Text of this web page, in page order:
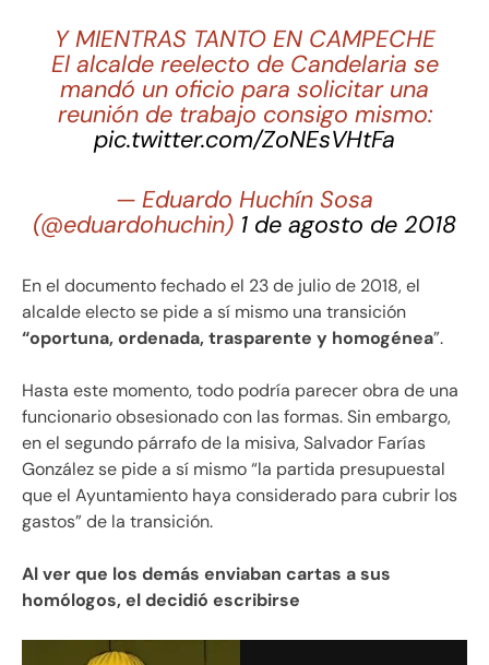
Y MIENTRAS TANTO EN CAMPECHE
El alcalde reelecto de Candelaria se
mandó un oficio para solicitar una
reunión de trabajo consigo mismo:
pic.twitter.com/ZoNEsVHtFa
— Eduardo Huchín Sosa
(@eduardohuchin) 1 de agosto de 2018
En el documento fechado el 23 de julio de 2018, el
alcalde electo se pide a sí mismo una transición
“oportuna, ordenada, trasparente y homogénea”.
Hasta este momento, todo podría parecer obra de una
funcionario obsesionado con las formas. Sin embargo,
en el segundo párrafo de la misiva, Salvador Farías
González se pide a sí mismo “la partida presupuestal
que el Ayuntamiento haya considerado para cubrir los
gastos” de la transición.
Al ver que los demás enviaban cartas a sus
homólogos, el decidió escribirse